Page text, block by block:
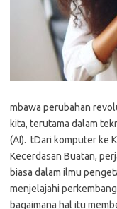
mbawa perubahan
kita, terutama dalam
(AI). tDari komputer ke
Kecerdasan Buatan,
biasa dalam ilmu
menjelajahi
bagaimana hal itu